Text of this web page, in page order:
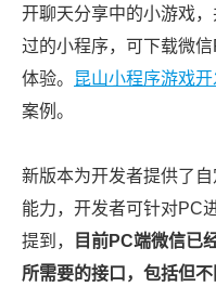
开聊天分享中的小游戏
过的小程序，可下载微
体验。
昆山小程序游戏开
案例。
新版本为开发者提供了
能力，开发者可针对PC
提到，
目前PC端微信已
所需要的接口，包括但